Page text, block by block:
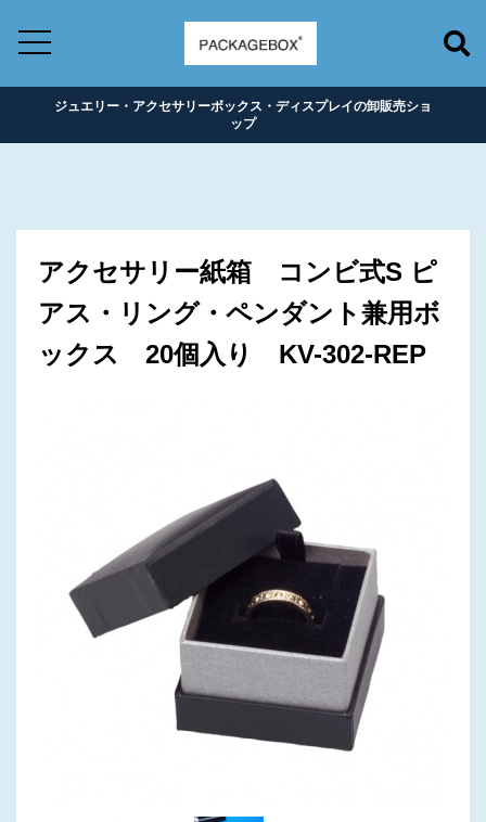
ジュエリー・アクセサリーボックス・ディスプレイの卸販売ショ
ップ
アクセサリー紙箱 コンビ式S ピ
アス・リング・ペンダント兼用ボ
ックス 20個入り KV-302-REP